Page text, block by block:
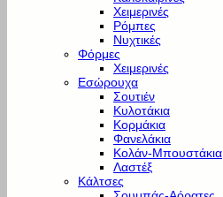
Χειμερινές
Ρόμπες
Νυχτικές
Φόρμες
Χειμερινές
Εσώρουχα
Σουτιέν
Κυλοτάκια
Κορμάκια
Φανελάκια
Κολάν-Μπουστάκια
Λαστέξ
Κάλτσες